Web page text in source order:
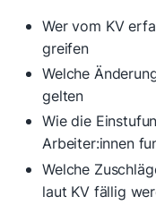
Wer vom KV
greifen
Welche
gelten
Wie die
Arbeiter:innen
Welche
laut KV fällig